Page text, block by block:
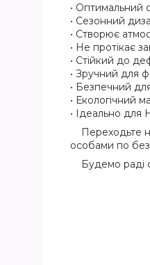
• Оптимальний
• Сезонний
• Створює
• Не протікає
• Стійкий до
• Зручний для
• Безпечний
• Екологічний
• Ідеально для
Переходьте
особами по
Будемо раді